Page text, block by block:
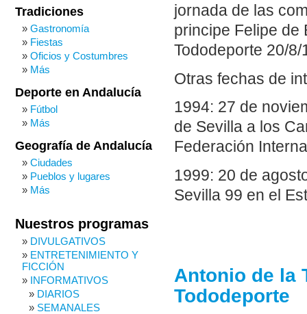
jornada de las
principe Felipe de
Tododeporte 20/
Otras fechas de
1994: 27 de
de Sevilla a los
Federación
1999: 20 de
Sevilla 99 en el
Antonio de la
Tododeporte
Tradiciones
Gastronomía
Fiestas
Oficios y Costumbres
Más
Deporte en Andalucía
Fútbol
Más
Geografía de Andalucía
Ciudades
Pueblos y lugares
Más
Nuestros programas
DIVULGATIVOS
ENTRETENIMIENTO Y
FICCIÓN
INFORMATIVOS
DIARIOS
SEMANALES